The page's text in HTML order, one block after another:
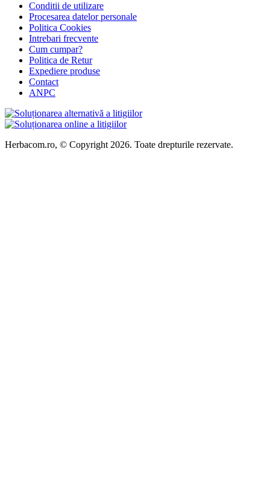
Conditii de utilizare
Procesarea datelor personale
Politica Cookies
Intrebari frecvente
Cum cumpar?
Politica de Retur
Expediere produse
Contact
ANPC
Herbacom.ro, © Copyright 2026. Toate drepturile rezervate.